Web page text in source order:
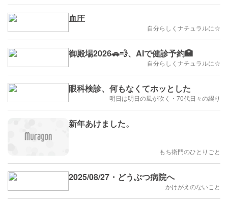
血圧
自分らしくナチュラルに☆
御殿場2026🚗💨、AIで健診予約🏥
自分らしくナチュラルに☆
眼科検診、何もなくてホッとした
明日は明日の風が吹く・70代日々の綴り
新年あけました。
もち衛門のひとりごと
2025/08/27・どうぶつ病院へ
かけがえのないこと